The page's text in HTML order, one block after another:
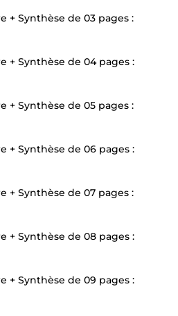
+ Synthèse de 03 pages :
+ Synthèse de 04 pages :
+ Synthèse de 05 pages :
+ Synthèse de 06 pages :
+ Synthèse de 07 pages :
+ Synthèse de 08 pages :
+ Synthèse de 09 pages :